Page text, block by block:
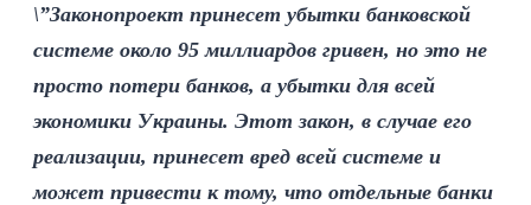
\”Законопроект принесет убытки банковской
системе около 95 миллиардов гривен, но это не
просто потери банков, а убытки для всей
экономики Украины. Этот закон, в случае его
реализации, принесет вред всей системе и
может привести к тому, что отдельные банки